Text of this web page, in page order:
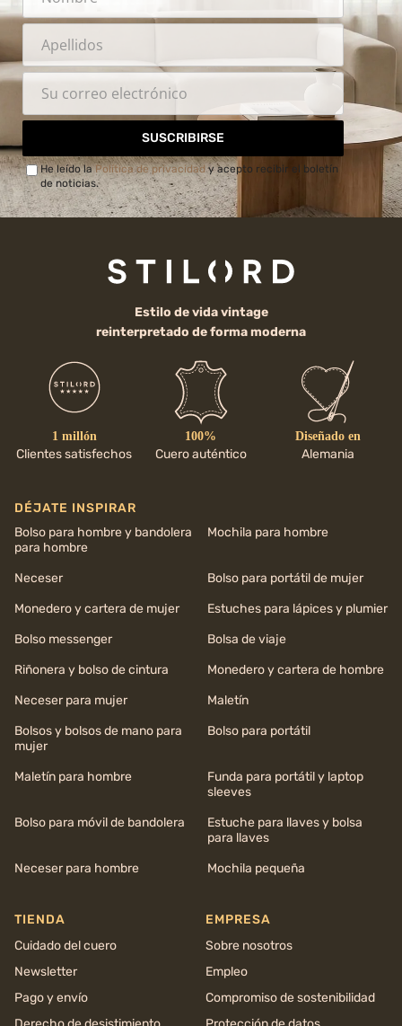
SUSCRIBIRSE
He leído laPolítica de privacidady acepto recibir el boletín
de noticias.
Estilo de vida vintage
reinterpretado de forma moderna
1 millón
Clientes satisfechos
100%
Cuero auténtico
Diseñado en
Alemania
DÉJATE INSPIRAR
Bolso para hombre y bandolera
para hombre
Mochila para hombre
Neceser
Bolso para portátil de mujer
Monedero y cartera de mujer
Estuches para lápices y plumier
Bolso messenger
Bolsa de viaje
Riñonera y bolso de cintura
Monedero y cartera de hombre
Neceser para mujer
Maletín
Bolsos y bolsos de mano para
mujer
Bolso para portátil
Maletín para hombre
Funda para portátil y laptop
sleeves
Bolso para móvil de bandolera
Estuche para llaves y bolsa
para llaves
Neceser para hombre
Mochila pequeña
TIENDA
Cuidado del cuero
Newsletter
Pago y envío
EMPRESA
Sobre nosotros
Empleo
Compromiso de sostenibilidad